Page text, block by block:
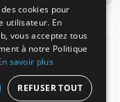
JAN 12 @ 22:52
RIGHTS RESERVED
cookies pour
utilisateur. En
vous acceptez tous
à notre Politique
savoir plus
REFUSER TOUT